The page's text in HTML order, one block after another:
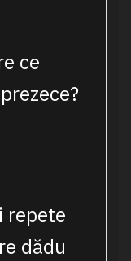
ce
repete
dădu